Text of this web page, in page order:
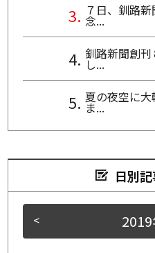
７日、釧路
念...
釧路新聞創刊
し...
夏の夜空に
ま...
日別
<